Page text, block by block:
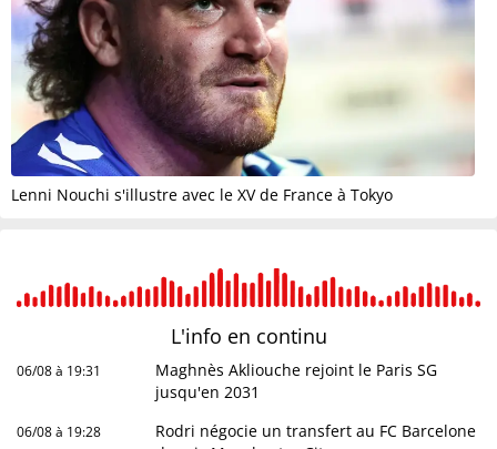
Lenni Nouchi s'illustre avec le XV de France à Tokyo
L'info en continu
06/08 à 19:31
Maghnès Akliouche rejoint le Paris SG
jusqu'en 2031
06/08 à 19:28
Rodri négocie un transfert au FC Barcelone